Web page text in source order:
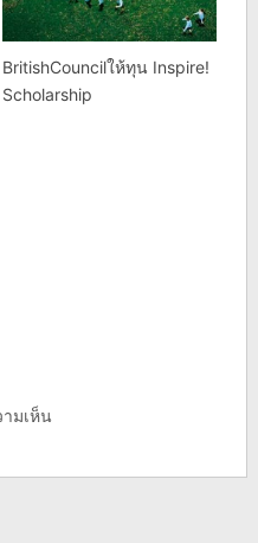
BritishCouncilให้ทุน Inspire!
Scholarship
มเห็น